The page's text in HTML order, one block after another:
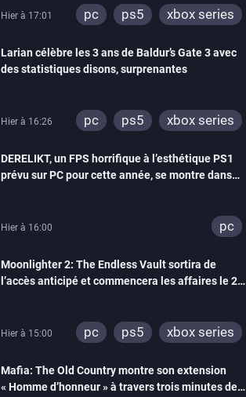
Hier à 17:01 pc ps5 xbox series
Larian célèbre les 3 ans de Baldur’s Gate 3 avec
des statistiques disons, surprenantes
Hier à 16:26 pc ps5 xbox series
DERELIKT, un FPS horrifique à l’esthétique PS1
prévu sur PC pour cette année, se montre dans
Hier à 16:00 pc
Moonlighter 2: The Endless Vault sortira de
l’accès anticipé et commencera les affaires le 2
Hier à 15:00 pc ps5 xbox series
Mafia: The Old Country montre son extension
« Homme d’honneur » à travers trois minutes de